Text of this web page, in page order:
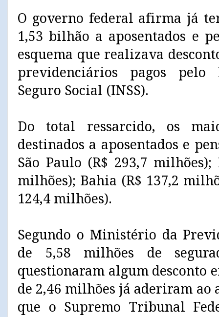
O governo federal afirma já
1,53 bilhão a aposentados e
esquema que realizava
previdenciários pagos
Seguro Social (INSS).
Do total ressarcido, os
destinados a aposentados e
São Paulo (R$ 293,7
milhões); Bahia (R$ 137,2
124,4 milhões).
Segundo o Ministério da
de 5,58 milhões de
questionaram algum desconto
de 2,46 milhões já aderiram ao
que o Supremo Tribunal